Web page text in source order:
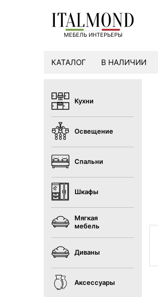
МЕБЕЛЬ ИНТЕРЬЕРЫ
КАТАЛОГ В НАЛИЧИИ
Кухни
Освещение
Спальни
Шкафы
Мягкая
мебель
Диваны
Аксессуары